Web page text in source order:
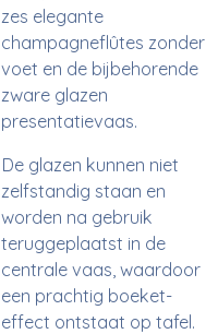
zes elegante
champagneflûtes zonder
voet en de bijbehorende
zware glazen
presentatievaas.
De glazen kunnen niet
zelfstandig staan en
worden na gebruik
teruggeplaatst in de
centrale vaas, waardoor
een prachtig boeket-
effect ontstaat op tafel.